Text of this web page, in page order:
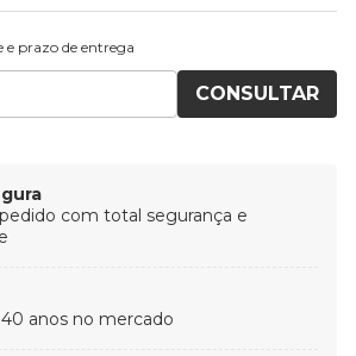
e prazo de entrega
CONSULTAR
com total segurança e
anos no mercado